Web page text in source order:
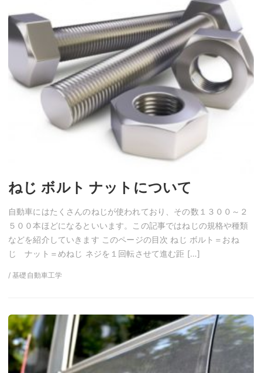
ねじ ボルト ナットについて
自動車にはたくさんのねじが使われており、その数１３００～２
５００本ほどになるといいます。この記事ではねじの規格や種類
などを紹介していきます このページの目次 ねじ ボルト＝おね
じ ナット＝めねじ ネジを１回転させて進む距 […]
/ 基礎自動車工学